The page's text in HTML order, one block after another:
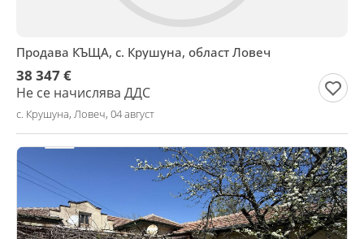
Продава КЪЩА, с. Крушуна, област Ловеч
38 347 €
Не се начислява ДДС
с. Крушуна, Ловеч, 04 август